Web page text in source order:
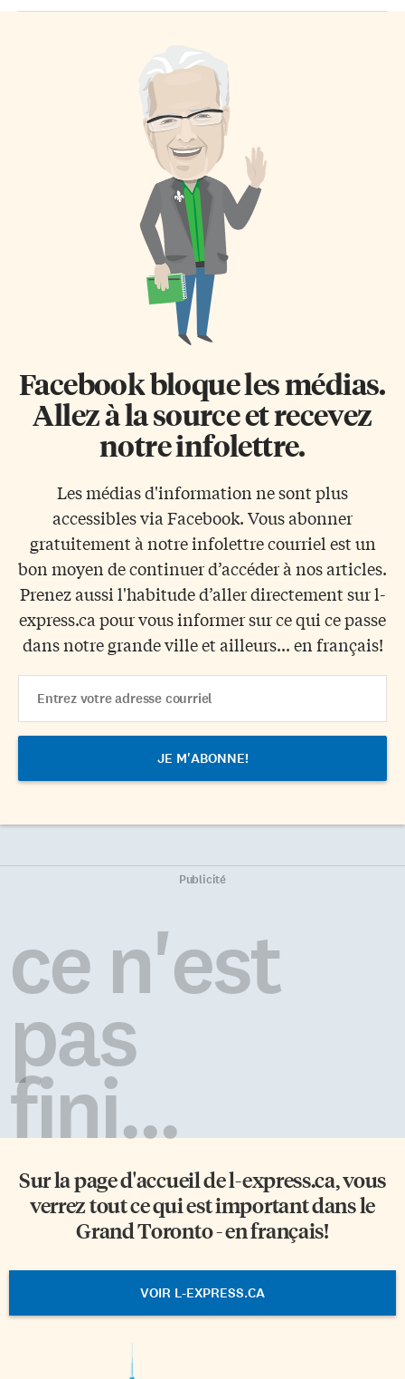
Facebook bloque les médias.
Allez à la source et recevez
notre infolettre.
Les médias d'information ne sont plus
accessibles via Facebook. Vous abonner
gratuitement à notre infolettre courriel est un
bon moyen de continuer d’accéder à nos articles.
Prenez aussi l'habitude d’aller directement sur l-
express.ca pour vous informer sur ce qui ce passe
dans notre grande ville et ailleurs... en français!
Address
Publicité
ce n'est
pas
fini...
Sur la page d'accueil del-express.ca, vous
verrez tout ce qui est important dans le
Grand Toronto - en français!
VOIR L-EXPRESS.CA